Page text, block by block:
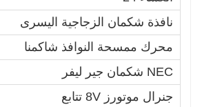
نافذة شكمان الزجاجية اليسرى
محرك ممسحة النوافذ شاكمنا
NEC شكمان جير ليفر
جنرال موتورز 8V تتابع